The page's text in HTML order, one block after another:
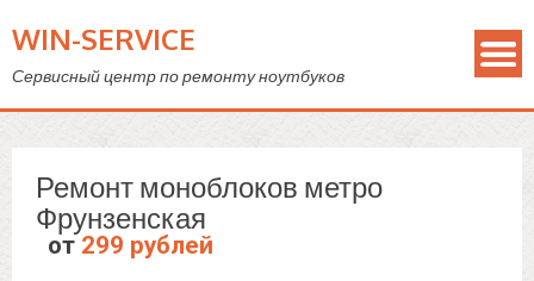
WIN-SERVICE
Сервисный центр по ремонту ноутбуков
Ремонт моноблоков метро
Фрунзенская
от 299 рублей